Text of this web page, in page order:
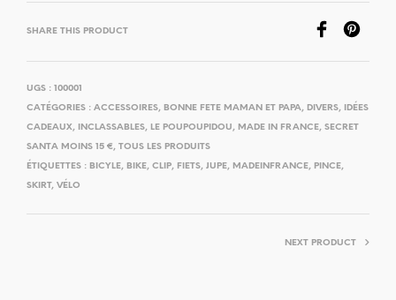
SHARE THIS PRODUCT
UGS : 100001
CATÉGORIES : ACCESSOIRES, BONNE FETE MAMAN ET PAPA, DIVERS, IDÉES
CADEAUX, INCLASSABLES, LE POUPOUPIDOU, MADE IN FRANCE, SECRET
SANTA MOINS 15 €, TOUS LES PRODUITS
ÉTIQUETTES : BICYLE, BIKE, CLIP, FIETS, JUPE, MADEINFRANCE, PINCE,
SKIRT, VÉLO
NEXT PRODUCT